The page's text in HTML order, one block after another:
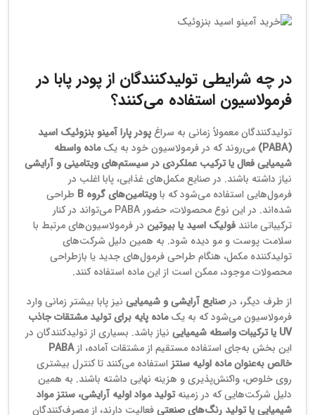
در چه شرایطی تولیدکنندگان از پودر پابا در
فرمولاسیون استفاده می‌کنند؟
تولیدکنندگان معمولاً زمانی به سراغپودر پارا آمینو بنزوئیک اسید
(PABA)
می‌روند که در فرمولاسیون خود به یکماده واسطه
شیمیایی فعال یا ترکیب عملکردی در سیستم‌های ویتامینی و آرایشی
نیاز داشته باشند. در صنایع مکمل‌های غذایی، پابا اغلب در
فرمول‌هایی استفاده می‌شود که باویتامین‌های گروه B
طراحی
شده‌اند. در این نوع محصولات، حضور PABA می‌تواند در کنار
ترکیباتی مانند فولیک اسید یا بیوتین در فرمولاسیون‌های مرتبط با
سلامت پوست و مو دیده شود. به همین دلیل شرکت‌های
تولیدکننده مکمل، هنگام طراحی فرمول‌های جدید یا بازطراحی
محصولات موجود، ممکن است از این ماده استفاده کنند.
از طرف دیگر، در صنایع آرایشی و شیمیایی نیز پابا بیشتر زمانی وارد
فرمولاسیون می‌شود که به یکماده پایه برای تولید مشتقات جاذب
UV یا ترکیبات واسطه شیمیایی
نیاز باشد. بسیاری از تولیدکنندگان در
این بخش به‌جای استفاده مستقیم از مشتقات آماده، ازPABA
خالص به‌عنوان ماده اولیه سنتز استفاده می‌کنند تا کنترل بیشتری
روی خلوص، واکنش‌پذیری و هزینه نهایی داشته باشند. به همین
دلیل شرکت‌هایی که در زمینهتولید مواد اولیه آرایشی، سنتز مواد
شیمیایی یا تولید رنگ‌های صنعتیفعالیت دارند، از مصرف‌کنندگان